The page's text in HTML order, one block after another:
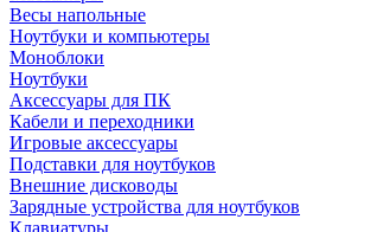
Весы напольные
Ноутбуки и компьютеры
Моноблоки
Ноутбуки
Аксессуары для ПК
Кабели и переходники
Игровые аксессуары
Подставки для ноутбуков
Внешние дисководы
Зарядные устройства для ноутбуков
Клавиатуры